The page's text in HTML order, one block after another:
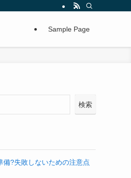
Sample Page
検索
備?失敗しないための注意点